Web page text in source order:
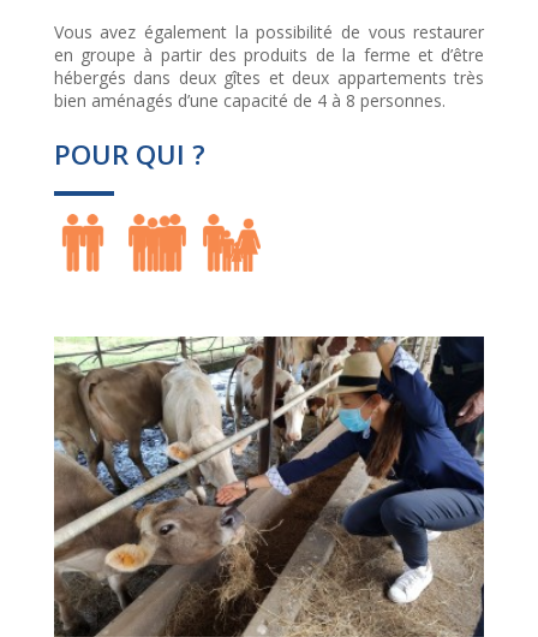
Vous avez également la possibilité de vous restaurer
en groupe à partir des produits de la ferme et d’être
hébergés dans deux gîtes et deux appartements très
bien aménagés d’une capacité de 4 à 8 personnes.
POUR QUI ?